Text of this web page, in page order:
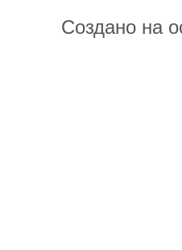
Создано на